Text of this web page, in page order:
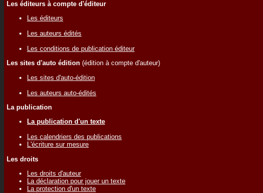
Les éditeurs à compte d'éditeur
Les éditeurs
Les auteurs édités
Les conditions de publication éditeur
Les sites d'auto édition (édition à compte d'auteur)
Les sites d'auto-édition
Les auteurs auto-édités
La publication
La publication d'un texte
Les calendriers des publications
L'écriture sur mesure
Les droits
Les droits d'auteur
La déclaration pour jouer un texte
La protection d'un texte